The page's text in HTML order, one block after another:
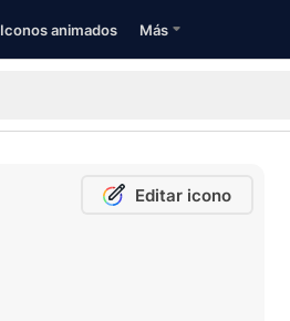
Iconos animados Más
Editar icono